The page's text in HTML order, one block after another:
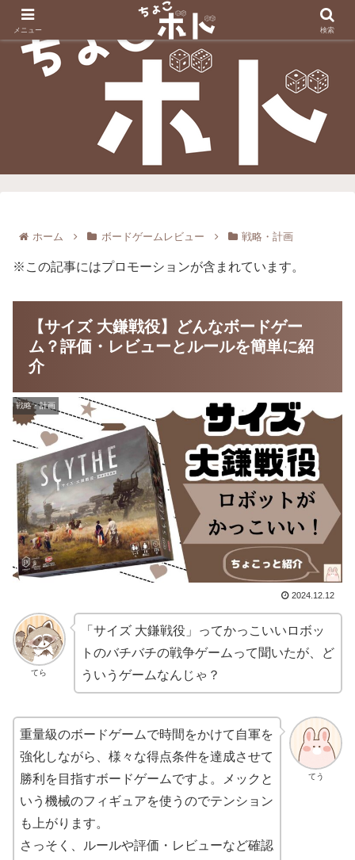
ホーム ボードゲームレビュー 戦略・計画
※この記事にはプロモーションが含まれています。
【サイズ 大鎌戦役】どんなボードゲー
ム？評価・レビューとルールを簡単に紹
介
戦略・計画
2024.12.12
てら
「サイズ 大鎌戦役」ってかっこいいロボッ
トのバチバチの戦争ゲームって聞いたが、ど
ういうゲームなんじゃ？
てう
重量級のボードゲームで時間をかけて自軍を
強化しながら、様々な得点条件を達成させて
勝利を目指すボードゲームですよ。メックと
いう機械のフィギュアを使うのでテンション
も上がります。
さっそく、ルールや評価・レビューなど確認
メニュー 検索